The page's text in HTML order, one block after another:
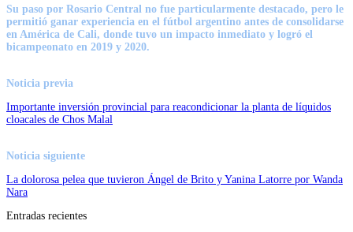
Su paso por Rosario Central no fue particularmente destacado, pero le
permitió ganar experiencia en el fútbol argentino antes de consolidarse
en América de Cali, donde tuvo un impacto inmediato y logró el
bicampeonato en 2019 y 2020.
Noticia previa
Importante inversión provincial para reacondicionar la planta de líquidos
cloacales de Chos Malal
Noticia siguiente
La dolorosa pelea que tuvieron Ángel de Brito y Yanina Latorre por Wanda
Nara
Entradas recientes